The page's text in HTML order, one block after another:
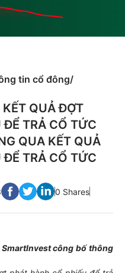
tin cổ đông/
QUẢ ĐỢT
ĐỂ TRẢ CỔ TỨC
QUA KẾT QUẢ
ĐỂ TRẢ CỔ TỨC
0 Shares
công bố thông